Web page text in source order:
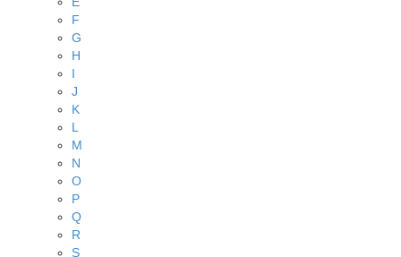
F
G
H
I
J
K
L
M
N
O
P
Q
R
S